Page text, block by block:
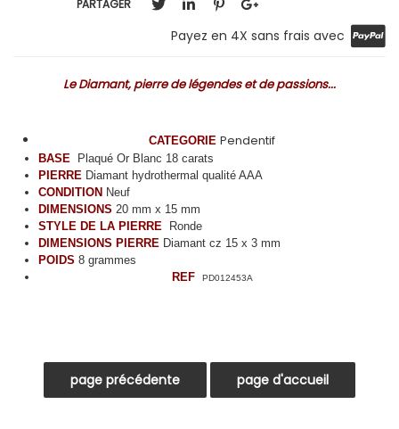
PARTAGER
Payez en 4X sans frais avec
Le Diamant, pierre de légendes et de passions...
CATEGORIE Pendentif
BASE Plaqué Or Blanc 18 carats
PIERRE Diamant hydrothermal qualité AAA
CONDITION Neuf
DIMENSIONS 20 mm x 15 mm
STYLE DE LA PIERRE
Ronde
DIMENSIONS PIERRE Diamant cz 15 x 3 mm
POIDS 8 grammes
REF
PD012453A